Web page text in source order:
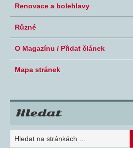
Renovace a bolehlavy
Různé
O Magazínu / Přidat článek
Mapa stránek
Hledat